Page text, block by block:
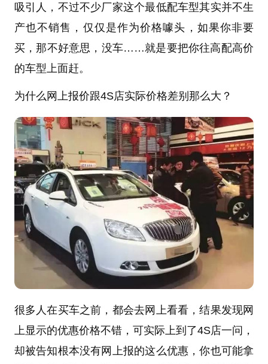
吸引人，不过不少厂家这个最低配车型其实并不生
产也不销售，仅仅是作为价格噱头，如果你非要
买，那不好意思，没车……就是要把你往高配高价
的车型上面赶。
为什么网上报价跟4S店实际价格差别那么大？
很多人在买车之前，都会去网上看看，结果发现网
上显示的优惠价格不错，可实际上到了4S店一问，
却被告知根本没有网上报的这么优惠，你也可能拿